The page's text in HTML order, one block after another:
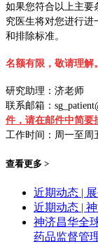
如果您符合以上主要
究医生将对您进行进
和排除标准。
名额有限，敬请理解。
研究助理：济老师
联系邮箱：
件，请在邮件中简要
工作时间：周一至周
查看更多 >
近期动态 |
近期动态 |
神济昌华全
药品监督管